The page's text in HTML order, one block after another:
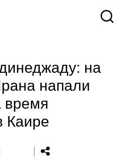
на
напали
время
Каире